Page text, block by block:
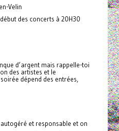
Velin
des concerts à 20H30
d’argent mais rappelle-toi
des artistes et le
dépend des entrées,
et responsable et on